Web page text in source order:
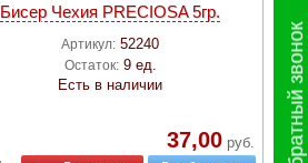
Бисер Чехия PRECIOSA 5гр.
Артикул: 52240
Остаток: 9 ед.
Есть в наличии
37,00руб. Обратный звонок